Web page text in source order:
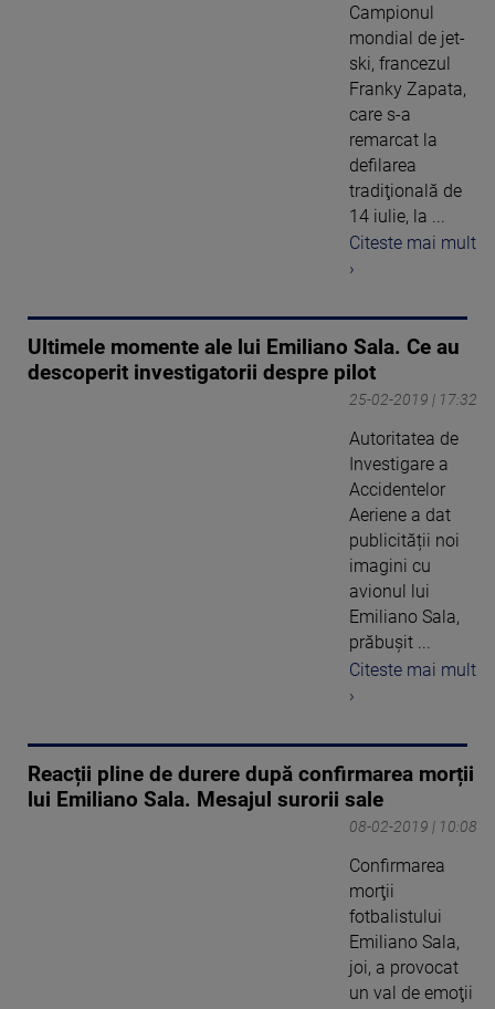
Campionul
mondial de jet-
ski, francezul
Franky Zapata,
care s-a
remarcat la
defilarea
tradiţională de
14 iulie, la ...
Citeste mai mult
›
Ultimele momente ale lui Emiliano Sala. Ce au
descoperit investigatorii despre pilot
25-02-2019 | 17:32
Autoritatea de
Investigare a
Accidentelor
Aeriene a dat
publicității noi
imagini cu
avionul lui
Emiliano Sala,
prăbușit ...
Citeste mai mult
›
Reacții pline de durere după confirmarea morții
lui Emiliano Sala. Mesajul surorii sale
08-02-2019 | 10:08
Confirmarea
morţii
fotbalistului
Emiliano Sala,
joi, a provocat
un val de emoţii